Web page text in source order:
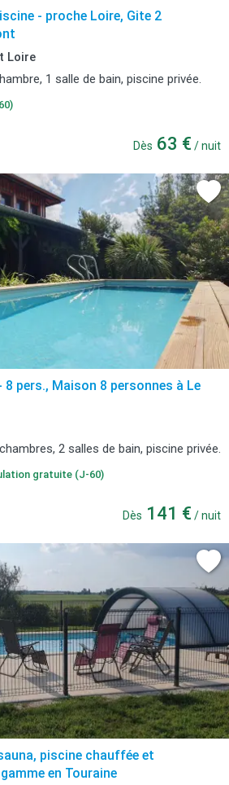
- proche Loire, Gite 2
Loire
1 salle de bain, piscine privée.
Dès 63 € / nuit
pers., Maison 8 personnes à Le
2 salles de bain, piscine privée.
gratuite (J-60)
Dès 141 € / nuit
piscine chauffée et
en Touraine